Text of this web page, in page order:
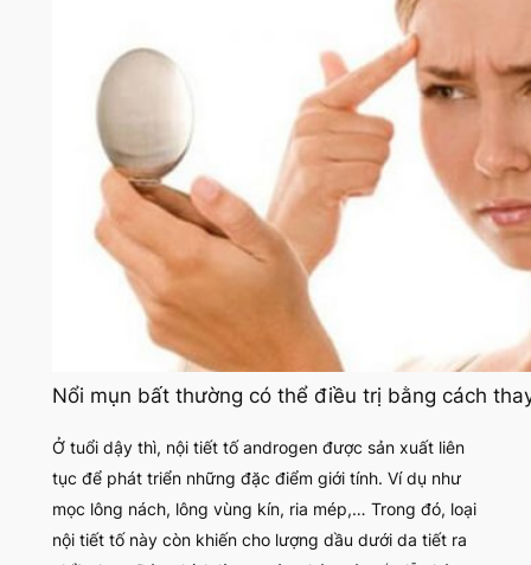
Nổi mụn bất thường có thể điều trị bằng cách
Ở tuổi dậy thì, nội tiết tố androgen được sản xuất liên
tục để phát triển những đặc điểm giới tính. Ví dụ như
mọc lông nách, lông vùng kín, ria mép,… Trong đó, loại
nội tiết tố này còn khiến cho lượng dầu dưới da tiết ra